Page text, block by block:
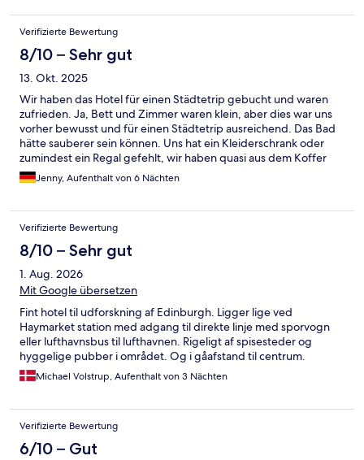
Verifizierte Bewertung
8/10 – Sehr gut
13. Okt. 2025
Wir haben das Hotel für einen Städtetrip gebucht und waren
zufrieden. Ja, Bett und Zimmer waren klein, aber dies war uns
vorher bewusst und für einen Städtetrip ausreichend. Das Bad
hätte sauberer sein können. Uns hat ein Kleiderschrank oder
zumindest ein Regal gefehlt, wir haben quasi aus dem Koffer
gelebt. Beide Fahrstühle waren zeitweise defekt, aber
zumindest einer wurde schnell wieder instandgesetzt. Das
alles fußläufig erreichbar, direkt vor dem Hotel war auch eine
Bußhaltestelle.
Jenny, Aufenthalt von 6 Nächten
Verifizierte Bewertung
8/10 – Sehr gut
1. Aug. 2026
Mit Google übersetzen
Fint hotel til udforskning af Edinburgh. Ligger lige ved
Haymarket station med adgang til direkte linje med sporvogn
eller lufthavnsbus til lufthavnen. Rigeligt af spisesteder og
hyggelige pubber i området. Og i gåafstand til centrum.
Michael Volstrup, Aufenthalt von 3 Nächten
Verifizierte Bewertung
6/10 – Gut